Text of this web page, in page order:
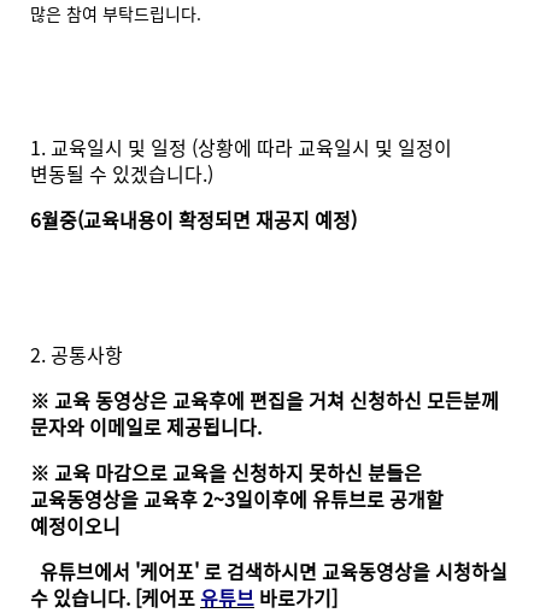
많은 참여 부탁드립니다.
1. 교육일시 및 일정 (상황에 따라 교육일시 및 일정이
변동될 수 있겠습니다.)
6월중(교육내용이 확정되면 재공지 예정)
2. 공통사항
※ 교육 동영상은 교육후에 편집을 거쳐 신청하신 모든분께
문자와 이메일로 제공됩니다.
※ 교육 마감으로 교육을 신청하지 못하신 분들은
교육동영상을 교육후 2~3일이후에 유튜브로 공개할
예정이오니
유튜브에서 '케어포' 로 검색하시면 교육동영상을 시청하실
수 있습니다. [케어포유튜브 바로가기]